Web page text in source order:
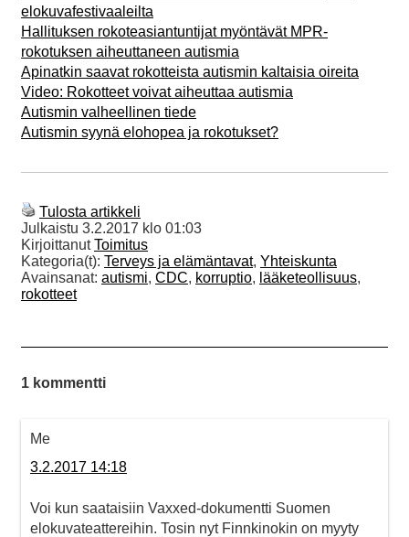
elokuvafestivaaleilta
Hallituksen rokoteasiantuntijat myöntävät MPR-
rokotuksen aiheuttaneen autismia
Apinatkin saavat rokotteista autismin kaltaisia oireita
Video: Rokotteet voivat aiheuttaa autismia
Autismin valheellinen tiede
Autismin syynä elohopea ja rokotukset?
Tulosta artikkeli
Julkaistu 3.2.2017 klo 01:03
KirjoittanutToimitus
Kategoria(t): Terveys ja elämäntavat, Yhteiskunta
Avainsanat: autismi, CDC, korruptio, lääketeollisuus,
rokotteet
1 kommentti
Me
3.2.2017 14:18
Voi kun saataisiin Vaxxed-dokumentti Suomen
elokuvateattereihin. Tosin nyt Finnkinokin on myyty